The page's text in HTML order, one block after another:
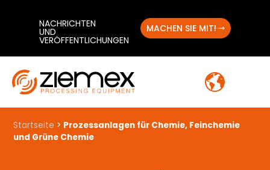
NACHRICHTEN
UND
VERÖFFENTLICHUNGEN
MACHEN SIE MIT!
Startseite > Prozessanlagen für Chemie, Feinchemie
und Grüne Chemie